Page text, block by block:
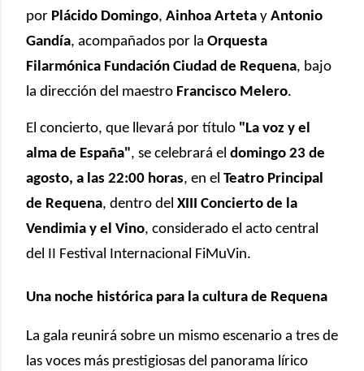
por Plácido Domingo, Ainhoa Arteta y Antonio
Gandía, acompañados por la Orquesta
Filarmónica Fundación Ciudad de Requena, bajo
la dirección del maestro Francisco Melero.
El concierto, que llevará por título "La voz y el
alma de España", se celebrará el domingo 23 de
agosto, a las 22:00 horas, en el Teatro Principal
de Requena, dentro del XIII Concierto de la
Vendimia y el Vino, considerado el acto central
del II Festival Internacional FiMuVin.
Una noche histórica para la cultura de Requena
La gala reunirá sobre un mismo escenario a tres de
las voces más prestigiosas del panorama lírico